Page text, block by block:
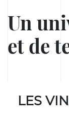
Un
et de
LES